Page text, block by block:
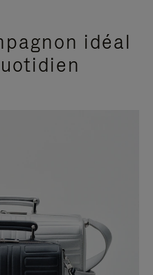
idéal